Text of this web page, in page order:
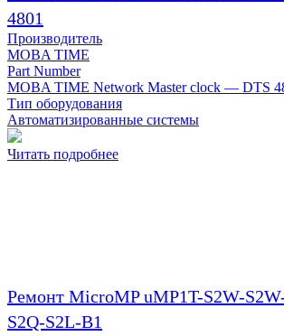
4801
Производитель
MOBA TIME
Part Number
MOBA TIME Network Master clock — DTS
Тип оборудования
Автоматизированные системы
Читать подробнее
Ремонт MicroMP uMP1T-S2W-
S2Q-S2L-B1